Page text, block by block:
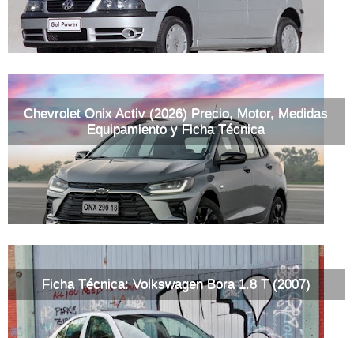
Chevrolet Onix Activ (2026) Precio, Motor, Medidas
Equipamiento y Ficha Técnica
Ficha Técnica: Volkswagen Bora 1.8 T (2007)